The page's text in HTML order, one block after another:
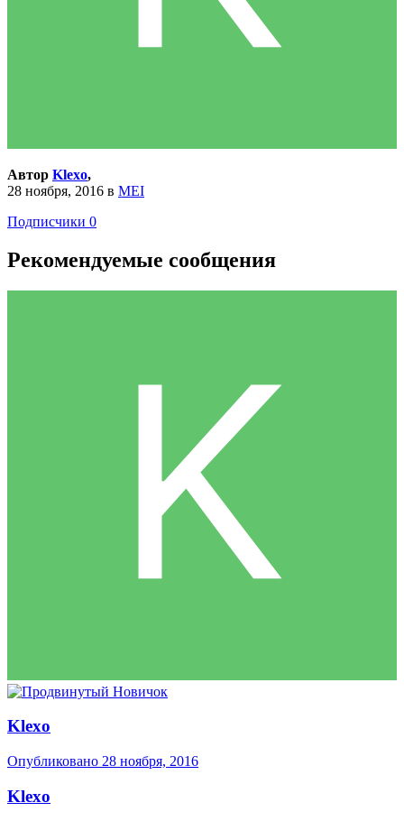
Автор Klexo,
28 ноября, 2016 в MEI
Подписчики 0
Рекомендуемые сообщения
Klexo
Опубликовано 28 ноября, 2016
Klexo